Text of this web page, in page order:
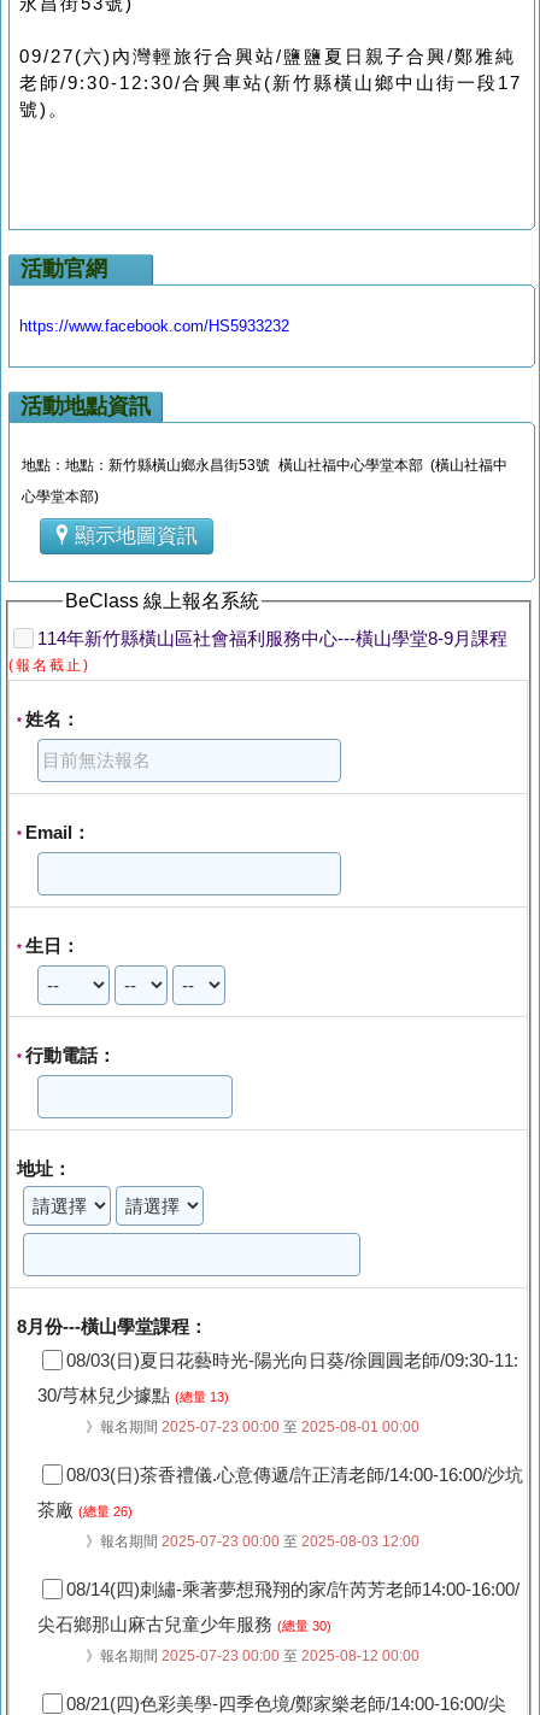
09/27(六)內灣輕旅行合興站/鹽鹽夏日親子合興/鄭雅純
老師/9:30-12:30/合興車站(新竹縣橫山鄉中山街一段17
號)。
活動官網
https://www.facebook.com/HS5933232
活動地點資訊
地點：地點：新竹縣橫山鄉永昌街53號 橫山社福中心學堂本部 (橫山社福中
心學堂本部)
顯示地圖資訊
BeClass 線上報名系統
114年新竹縣橫山區社會福利服務中心---橫山學堂8-9月課程
(報名截止)
* 姓名：
* Email：
* 生日：
* 行動電話：
地址：
8月份---橫山學堂課程：
08/03(日)夏日花藝時光-陽光向日葵/徐圓圓老師/09:30-11:
30/芎林兒少據點 (總量 13)
》報名期間 2025-07-23 00:00 至 2025-08-01 00:00
08/03(日)茶香禮儀.心意傳遞/許正清老師/14:00-16:00/沙坑
茶廠 (總量 26)
》報名期間 2025-07-23 00:00 至 2025-08-03 12:00
08/14(四)刺繡-乘著夢想飛翔的家/許芮芳老師14:00-16:00/
尖石鄉那山麻古兒童少年服務 (總量 30)
》報名期間 2025-07-23 00:00 至 2025-08-12 00:00
08/21(四)色彩美學-四季色境/鄭家樂老師/14:00-16:00/尖